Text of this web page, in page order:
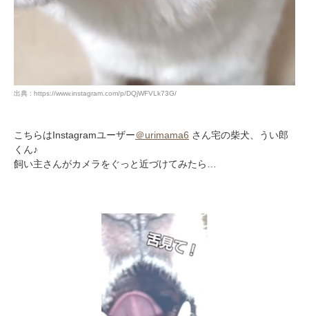
出典 : https://www.instagram.com/p/DQjWFVLk73G/
こちらはInstagramユーザー＠urimama6 さん宅の柴犬、うい郎
くん♪
飼い主さんがカメラをぐっと近づけてみたら…